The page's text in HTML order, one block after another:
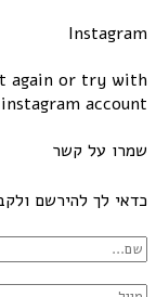
Instagram
again or try with
account.
שמרו על קשר
כדאי לך להירשם